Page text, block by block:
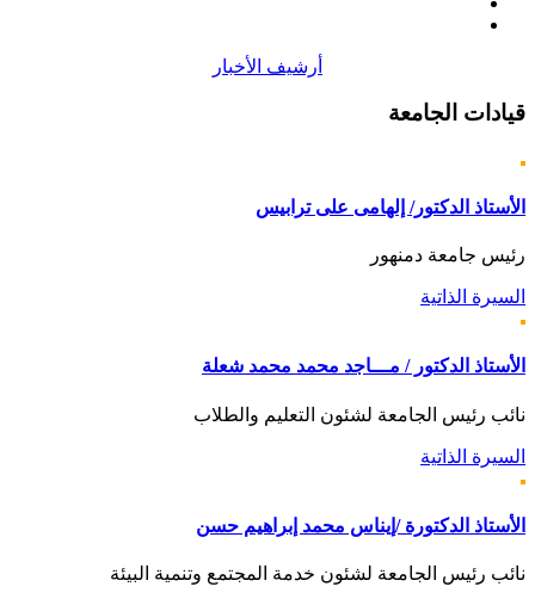
أرشيف الأخبار
قيادات الجامعة
الأستاذ الدكتور/ إلهامى على ترابيس
رئيس جامعة دمنهور
السيرة الذاتية
الأستاذ الدكتور / مـــاجد محمد محمد شعلة
نائب رئيس الجامعة لشئون التعليم والطلاب
السيرة الذاتية
الأستاذ الدكتورة /إيناس محمد إبراهيم حسن
نائب رئيس الجامعة لشئون خدمة المجتمع وتنمية البيئة